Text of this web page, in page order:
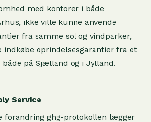
med kontorer i både
ikke ville kunne anvende
fra samme sol og vindparker,
indkøbe oprindelsesgarantier fra et
på Sjælland og i Jylland.
Service
forandring ghg-protokollen lægger